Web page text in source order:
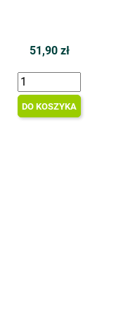
51,90 zł
DO KOSZYKA